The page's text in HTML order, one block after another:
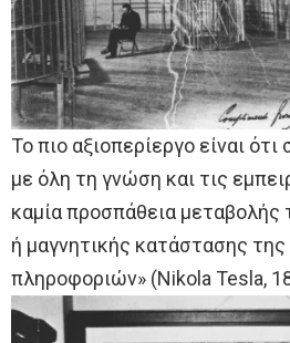
Το πιο αξιοπερίεργο είναι
με όλη τη γνώση και τις
καμία προσπάθεια μεταβολής
ή μαγνητικής κατάστασης
πληροφοριών» (Nikola Tesla,